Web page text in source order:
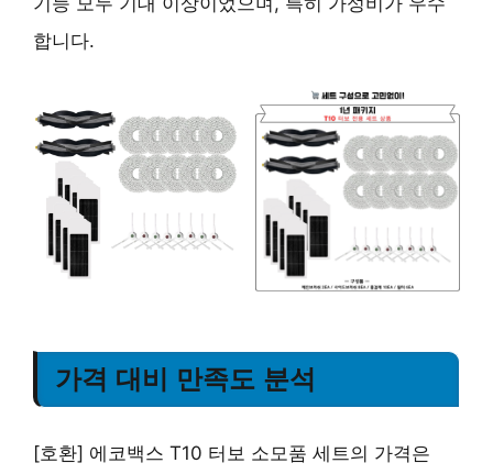
합니다.
가격 대비 만족도 분석
[호환] 에코백스 T10 터보 소모품 세트의 가격은